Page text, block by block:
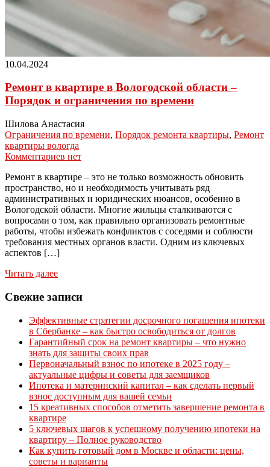
10.04.2024
Ремонт в квартире в Вологодской области –
Порядок и ограничения по времени
Шилова Анастасия
Ограничения по времени, Порядок ремонта квартиры, Ремонт
квартиры вологда
Комментариев нет
Ремонт в квартире – это не только возможность обновить
пространство, но и необходимость учитывать ряд
административных и юридических нюансов, особенно в
Вологодской области. Многие жильцы сталкиваются с
вопросами о том, как правильно организовать ремонтные
работы, чтобы избежать конфликтов с соседями и соблюсти
требования местных органов власти. Одним из ключевых
аспектов […]
Читать далее
Свежие записи
Эффективные стратегии досрочного погашения ипотеки
в Сбербанке – как быстро освободиться от долгов
Гарантийный срок на ремонт квартиры – что нужно
знать для защиты своих прав
Первоначальный взнос по ипотеке в 2025 году –
актуальные цифры и советы для заемщиков
Ипотека и материнский капитал – как сделать первый
взнос доступным для вашей семьи
15 креативных способов отметить завершение ремонта в
квартире
5 ключевых шагов к успешному получению ипотеки на
квартиру – Полное руководство
Как купить готовый дом в Москве и области: цены,
советы и варианты